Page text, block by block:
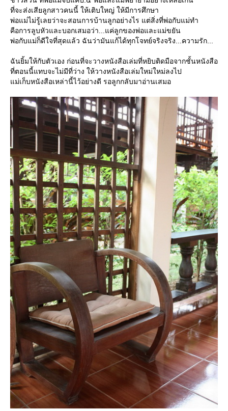
ที่จะส่งเสียลูกสาวคนนี้ ให้เติบใหญ่ ให้มีการศึกษา
พ่อแม่ไม่รู้เลยว่าจะสอนการบ้านลูกอย่างไร แต่สิ่งที่พ่อกับแม่ทำ
คือการลูบหัวและบอกเสมอว่า...แค่ลูกของพ่อและแม่ขยัน
พ่อกับแม่ก็ดีใจที่สุดแล้ว ฉันว่ามันแก้ได้ทุกโจทย์จริงจริง...ความรัก...
ฉันยิ้มให้กับตัวเอง ก่อนที่จะวางหนังสือเล่มที่หยิบติดมือจากชั้นหนังสือ
ที่ตอนนี้แทบจะไม่มีที่ว่าง ให้วางหนังสือเล่มใหม่ใหม่ลงไป
ม่เก็บหนังสือเหล่านี้ไว้อย่างดี รอลูกกลับมาอ่านเสมอ